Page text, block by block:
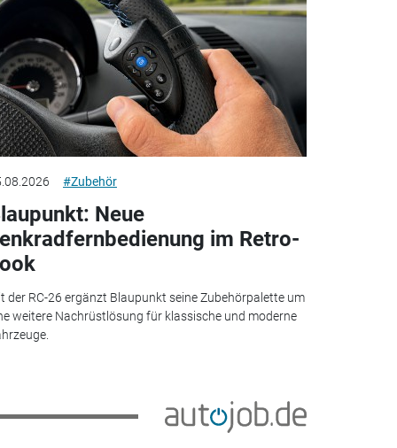
#Zubehör
Neue
im Retro-
der RC-26 ergänzt Blaupunkt seine Zubehörpalette um
weitere Nachrüstlösung für klassische und moderne